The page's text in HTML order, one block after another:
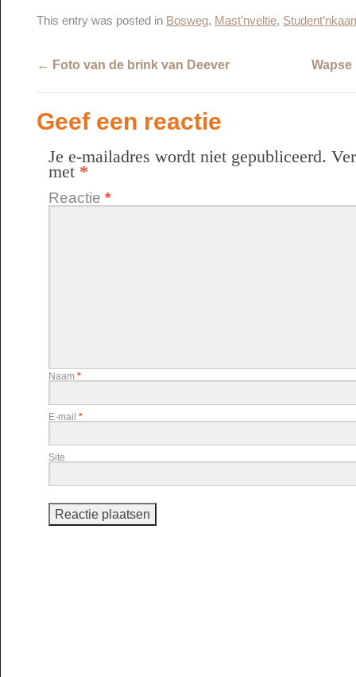
This entry was posted in Bosweg, Mast'nveltie,
← Foto van de brink van Deever Wapse
Geef een reactie
Je e-mailadres wordt niet gepubliceerd.
met *
Reactie *
Naam *
E-mail *
Site